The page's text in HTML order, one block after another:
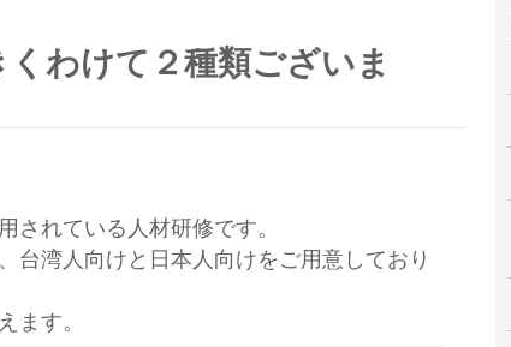
わけて２種類ございま
されている人材研修です。
台湾人向けと日本人向けをご用意しており
ます。